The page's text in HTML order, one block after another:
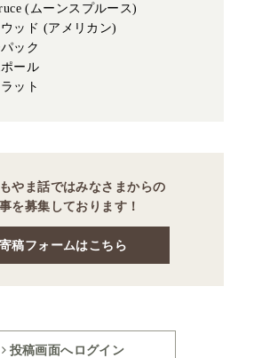
(ムーンスプルース)
ッド (アメリカン)
ック
ポール
ット
やま話ではみなさまからの
を募集しております！
寄稿フォームはこちら
投稿画面へログイン